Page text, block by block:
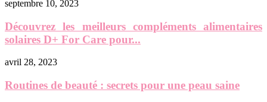
septembre 10, 2023
Découvrez les meilleurs compléments alimentaires
solaires D+ For Care pour...
avril 28, 2023
Routines de beauté : secrets pour une peau saine